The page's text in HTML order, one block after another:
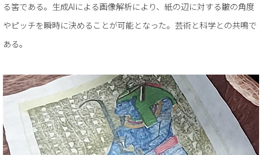
る筈である。生成AIによる画像解析により、紙の辺に対する皺の角度
やピッチを瞬時に決めることが可能となった。芸術と科学との共鳴で
ある。